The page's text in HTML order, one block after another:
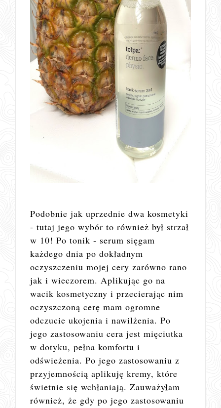
Podobnie jak uprzednie dwa kosmetyki
- tutaj jego wybór to również był strzał
w 10! Po tonik - serum sięgam
każdego dnia po dokładnym
oczyszczeniu mojej cery zarówno rano
jak i wieczorem. Aplikując go na
wacik kosmetyczny i przecierając nim
oczyszczoną cerę mam ogromne
odczucie ukojenia i nawilżenia. Po
jego zastosowaniu cera jest mięciutka
w dotyku, pełna komfortu i
odświeżenia. Po jego zastosowaniu z
przyjemnością aplikuję kremy, które
świetnie się wchłaniają. Zauważyłam
również, że gdy po jego zastosowaniu